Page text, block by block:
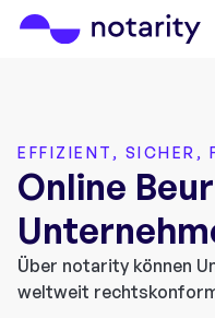
EFFIZIENT, SICHER,
Online
Über notarity können
weltweit